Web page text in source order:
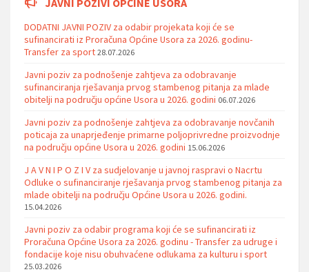
DODATNI JAVNI POZIV za odabir projekata koji će se
sufinancirati iz Proračuna Općine Usora za 2026. godinu-
Transfer za sport 28.07.2026
Javni poziv za podnošenje zahtjeva za odobravanje
sufinanciranja rješavanja prvog stambenog pitanja za mlade
obitelji na području općine Usora u 2026. godini 06.07.2026
Javni poziv za podnošenje zahtjeva za odobravanje novčanih
poticaja za unaprjeđenje primarne poljoprivredne proizvodnje
na području općine Usora u 2026. godini 15.06.2026
J A V N I P O Z I V za sudjelovanje u javnoj raspravi o Nacrtu
Odluke o sufinanciranje rješavanja prvog stambenog pitanja za
mlade obitelji na području Općine Usora u 2026. godini.
15.04.2026
Javni poziv za odabir programa koji će se sufinancirati iz
Proračuna Općine Usora za 2026. godinu - Transfer za udruge i
fondacije koje nisu obuhvaćene odlukama za kulturu i sport
25.03.2026